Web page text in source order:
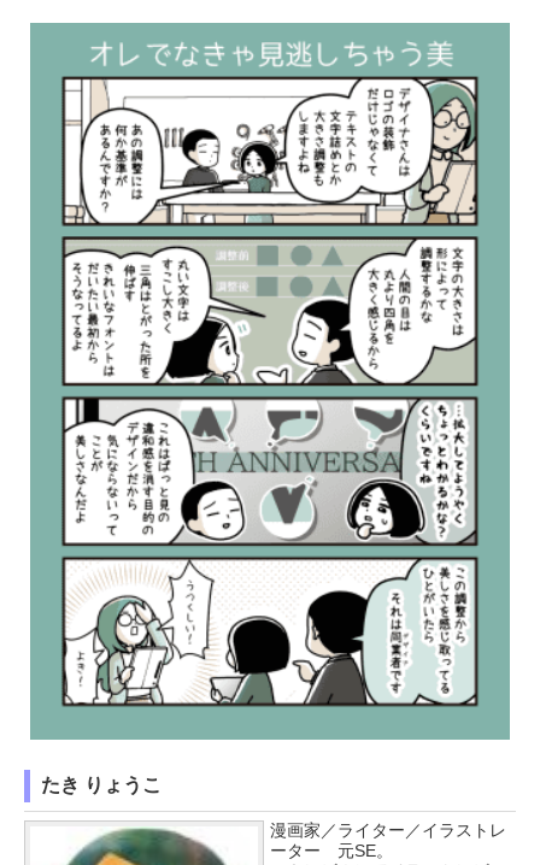
たき りょうこ
漫画家／ライター／イラストレ
ーター 元SE。